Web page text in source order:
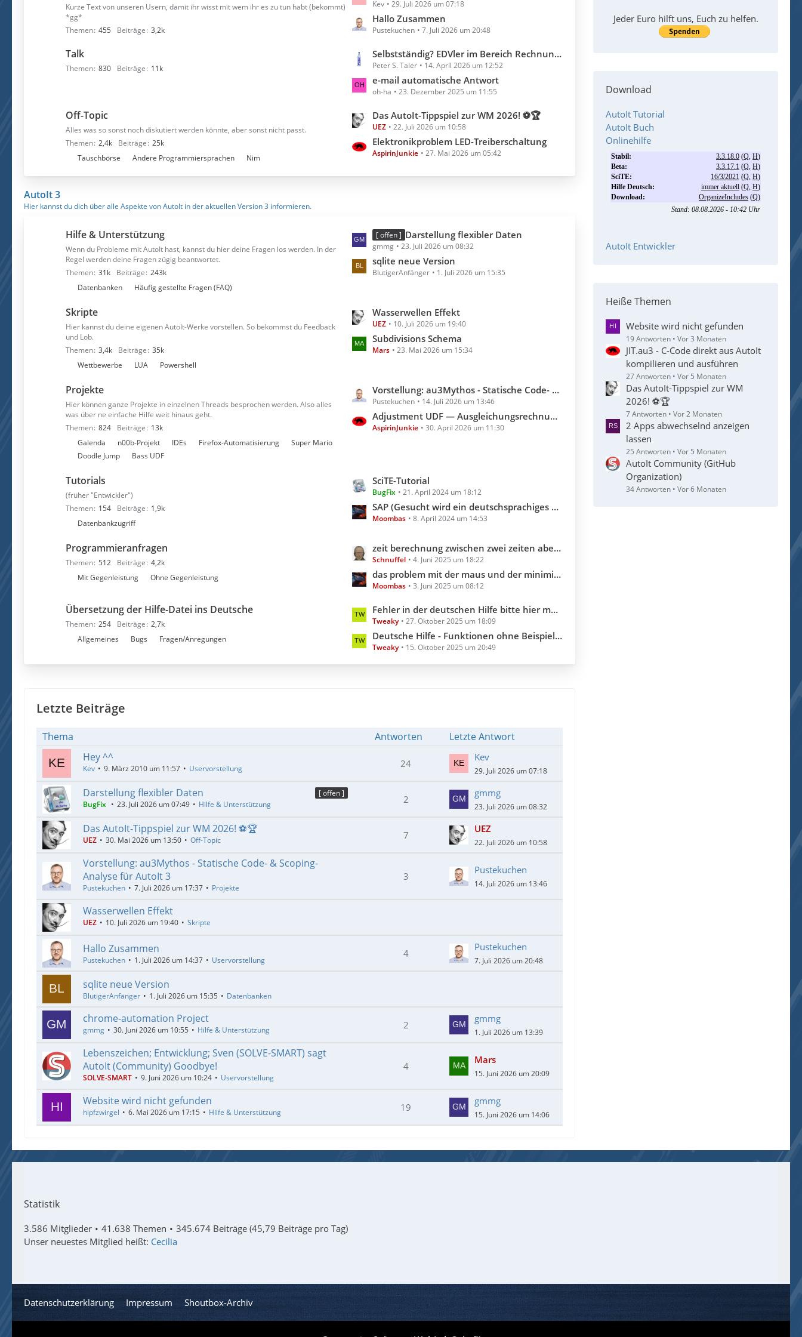
Kurze Text von unseren Usern, damit ihr wisst mit wem ihr es zu tun habt (bekommt)
*gg*
Themen 455 Beiträge 3,2k
e
z
e
e
t
r
g
Kev 29. Juli 2026 um 07:18
Hallo Zusammen
Pustekuchen 7. Juli 2026 um 20:48
Talk
Themen 830 Beiträge 11k
e
t
z
e
e
Selbstständig? EDVler im Bereich Rechnungserstellung?
Peter S. Taler 14. April 2026 um 12:52
e-mail automatische Antwort
oh-ha 23. Dezember 2025 um 11:55
Off-Topic
Alles was so sonst noch diskutiert werden könnte, aber sonst nicht passt.
Themen 2,4k Beiträge 25k
L
e
t
z
t
r
ä
g
Das AutoIt-Tippspiel zur WM 2026! ⚽🏆
UEZ 22. Juli 2026 um 10:58
Elektronikproblem LED-Treiberschaltung
AspirinJunkie 27. Mai 2026 um 05:42
r
o
r
e
n
Tauschbörse Andere Programmiersprachen Nim
AutoIt 3
Hier kannst du dich über alle Aspekte von AutoIt in der aktuellen Version 3 informieren.
Hilfe & Unterstützung
Wenn du Probleme mit AutoIt hast, kannst du hier deine Fragen los werden. In der
Regel werden deine Fragen zügig beantwortet.
Themen 31k Beiträge 243k
L
e
t
z
B
e
i
t
g
e
[ offen ] Darstellung flexibler Daten
gmmg 23. Juli 2026 um 08:32
sqlite neue Version
BlutigerAnfänger 1. Juli 2026 um 15:35
t
e
r
f
e
n
Datenbanken Häufig gestellte Fragen (FAQ)
Skripte
Hier kannst du deine eigenen AutoIt-Werke vorstellen. So bekommst du Feedback
und Lob.
Themen 3,4k Beiträge 35k
L
e
t
z
B
e
i
e
Wasserwellen Effekt
UEZ 10. Juli 2026 um 19:40
Subdivisions Schema
Mars 23. Mai 2026 um 15:34
t
e
r
f
n
Wettbewerbe LUA Powershell
Projekte
Hier können ganze Projekte in einzelnen Threads besprochen werden. Also alles
was über ne einfache Hilfe weit hinaus geht.
Themen 824 Beiträge 13k
L
e
t
z
e
i
t
r
g
e
Vorstellung: au3Mythos - Statische Code- & Scoping-Analyse für AutoIt 3
Pustekuchen 14. Juli 2026 um 13:46
Adjustment UDF — Ausgleichungsrechnung für AutoIt
AspirinJunkie 30. April 2026 um 11:30
e
r
f
e
n
Galenda n00b-Projekt IDEs Firefox-Automatisierung
Super Mario
Doodle Jump
Bass UDF
Tutorials
(früher "Entwickler")
Themen 154 Beiträge 1,9k
L
e
t
z
e
B
e
i
r
ä
g
e
SciTE-Tutorial
BugFix 21. April 2024 um 18:12
SAP (Gesucht wird ein deutschsprachiges Tutorial für AutoIt mit SAP)
Moombas 8. April 2024 um 14:53
t
e
o
r
e
Datenbankzugriff
Programmieranfragen
Themen 512 Beiträge 4,2k
L
e
t
z
e
e
t
zeit berechnung zwischen zwei zeiten aber inklusive millisekunden
Schnuffel 4. Juni 2025 um 18:22
das problem mit der maus und der minimierung
Moombas 3. Juni 2025 um 08:12
t
e
r
Mit Gegenleistung Ohne Gegenleistung
Übersetzung der Hilfe-Datei ins Deutsche
Themen 254 Beiträge 2,7k
L
e
t
z
t
Fehler in der deutschen Hilfe bitte hier melden (Hilfedatei 3.3.18.0 2025.10.04)
Tweaky 27. Oktober 2025 um 18:09
Deutsche Hilfe - Funktionen ohne Beispiel (Hilfedatei 3.3.18.0)
Tweaky 15. Oktober 2025 um 20:49
t
f
e
Allgemeines Bugs Fragen/Anregungen
Letzte Beiträge
Thema Antworten
Letzte Antwort
Hey ^^
Kev 9. März 2010 um 11:57 Uservorstellung 24
Kev
29. Juli 2026 um 07:18
[ offen ]
Darstellung flexibler Daten
BugFix 23. Juli 2026 um 07:49 Hilfe & Unterstützung 2
gmmg
23. Juli 2026 um 08:32
Das AutoIt-Tippspiel zur WM 2026! ⚽🏆
UEZ 30. Mai 2026 um 13:50 Off-Topic 7
UEZ
22. Juli 2026 um 10:58
Vorstellung: au3Mythos - Statische Code- & Scoping-
Analyse für AutoIt 3
Pustekuchen 7. Juli 2026 um 17:37 Projekte
3
Pustekuchen
14. Juli 2026 um 13:46
Wasserwellen Effekt
UEZ 10. Juli 2026 um 19:40 Skripte
Hallo Zusammen
Pustekuchen 1. Juli 2026 um 14:37 Uservorstellung
4
Pustekuchen
7. Juli 2026 um 20:48
sqlite neue Version
BlutigerAnfänger 1. Juli 2026 um 15:35 Datenbanken
chrome-automation Project
gmmg 30. Juni 2026 um 10:55 Hilfe & Unterstützung 2
gmmg
1. Juli 2026 um 13:39
Lebenszeichen; Entwicklung; Sven (SOLVE-SMART) sagt
AutoIt (Community) Goodbye!
SOLVE-SMART 9. Juni 2026 um 10:24 Uservorstellung
4
Mars
15. Juni 2026 um 20:09
Website wird nicht gefunden
hipfzwirgel 6. Mai 2026 um 17:15 Hilfe & Unterstützung 19
gmmg
15. Juni 2026 um 14:06
Jeder Euro hilft uns, Euch zu helfen.
Download
AutoIt Tutorial
AutoIt Buch
Onlinehilfe
AutoIt Entwickler
Heiße Themen
Website wird nicht gefunden
19 Antworten Vor 3 Monaten
JIT.au3 - C-Code direkt aus AutoIt
kompilieren und ausführen
27 Antworten Vor 5 Monaten
Das AutoIt-Tippspiel zur WM
2026! ⚽🏆
7 Antworten Vor 2 Monaten
2 Apps abwechselnd anzeigen
lassen
25 Antworten Vor 5 Monaten
AutoIt Community (GitHub
Organization)
34 Antworten Vor 6 Monaten
Statistik
3.586 Mitglieder 41.638 Themen
345.674 Beiträge (45,79 Beiträge pro Tag)
Unser neuestes Mitglied heißt: Cecilia
Datenschutzerklärung Impressum Shoutbox-Archiv